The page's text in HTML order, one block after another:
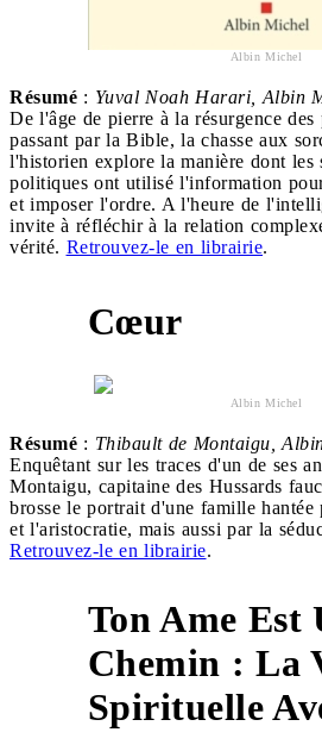
Albin Michel
Résumé : Yuval Noah Harari, Albin
De l'âge de pierre à la résurgence des
passant par la Bible, la chasse aux
l'historien explore la manière dont les
politiques ont utilisé l'information
et imposer l'ordre. A l'heure de
invite à réfléchir à la relation
vérité. Retrouvez-le en librairie.
Cœur
Albin Michel
Résumé : Thibault de Montaigu,
Enquêtant sur les traces d'un de ses
Montaigu, capitaine des Hussards
brosse le portrait d'une famille
et l'aristocratie, mais aussi par la
Retrouvez-le en librairie.
Ton Ame Est
Chemin : La
Spirituelle